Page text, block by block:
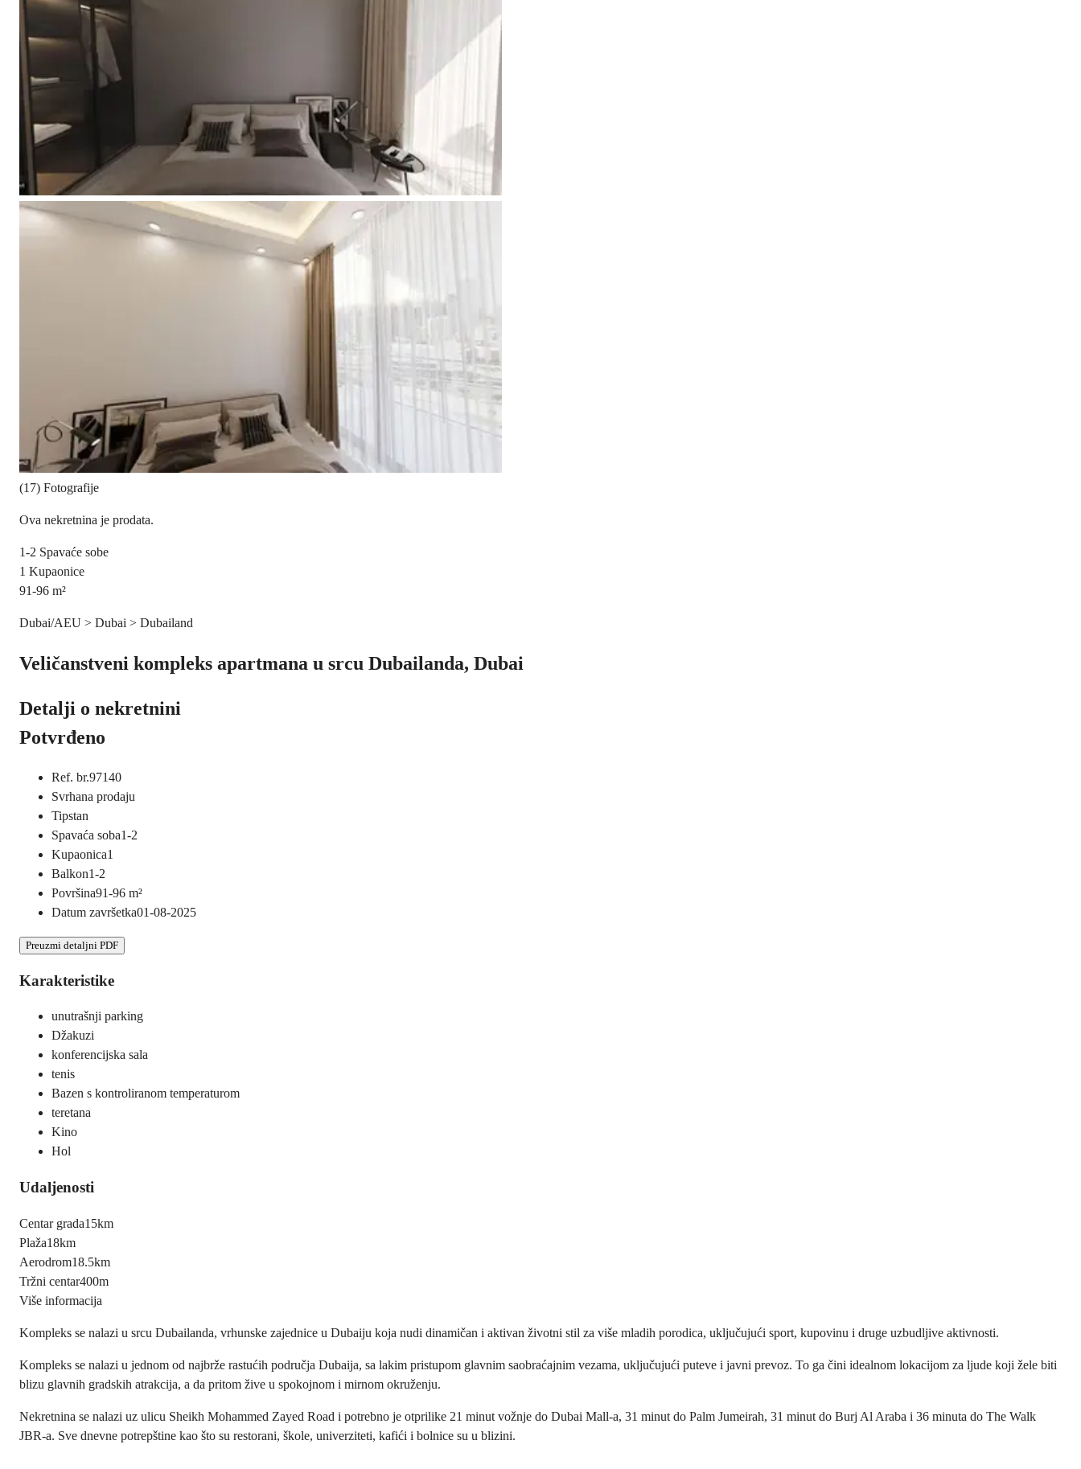
(17) Fotografije
Ova nekretnina je prodata.
1-2 Spavaće sobe
1 Kupaonice
91-96 m²
Dubai/AEU > Dubai > Dubailand
Veličanstveni kompleks apartmana u srcu Dubailanda, Dubai
Detalji o nekretnini
Potvrđeno
Ref. br.97140
Svrhana prodaju
Tipstan
Spavaća soba1-2
Kupaonica1
Balkon1-2
Površina91-96 m²
Datum završetka01-08-2025
Preuzmi detaljni PDF
Karakteristike
unutrašnji parking
Džakuzi
konferencijska sala
tenis
Bazen s kontroliranom temperaturom
teretana
Kino
Hol
Udaljenosti
Centar grada15km
Plaža18km
Aerodrom18.5km
Tržni centar400m
Više informacija
Kompleks se nalazi u srcu Dubailanda, vrhunske zajednice u Dubaiju koja nudi dinamičan i aktivan životni stil za više mladih porodica, uključujući sport, kupovinu i druge uzbudljive aktivnosti.
Kompleks se nalazi u jednom od najbrže rastućih područja Dubaija, sa lakim pristupom glavnim saobraćajnim vezama, uključujući puteve i javni prevoz. To ga čini idealnom lokacijom za ljude koji žele biti
blizu glavnih gradskih atrakcija, a da pritom žive u spokojnom i mirnom okruženju.
Nekretnina se nalazi uz ulicu Sheikh Mohammed Zayed Road i potrebno je otprilike 21 minut vožnje do Dubai Mall-a, 31 minut do Palm Jumeirah, 31 minut do Burj Al Araba i 36 minuta do The Walk
JBR-a. Sve dnevne potrepštine kao što su restorani, škole, univerziteti, kafići i bolnice su u blizini.